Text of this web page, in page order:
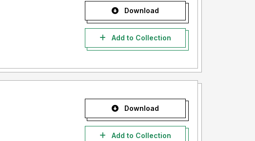
Download
Add to Collection
Download
Add to Collection